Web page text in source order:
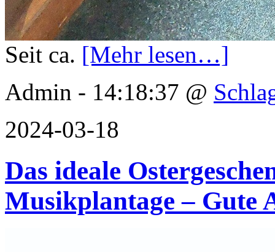
Seit ca. [Mehr lesen…]
Admin - 14:18:37 @
2024-03-18
Das ideale
Musikplantage – Gute